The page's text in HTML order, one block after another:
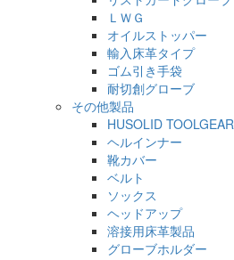
ＬＷＧ
オイルストッパー
輸入床革タイプ
ゴム引き手袋
耐切創グローブ
その他製品
HUSOLID TOOLGEAR
ヘルインナー
靴カバー
ベルト
ソックス
ヘッドアップ
溶接用床革製品
グローブホルダー